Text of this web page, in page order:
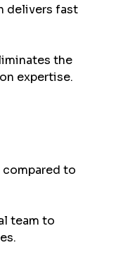
delivers fast
the
expertise.
to
team to